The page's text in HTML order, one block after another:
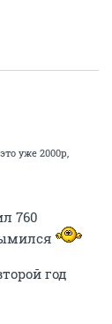
уже 2000р,
760
год